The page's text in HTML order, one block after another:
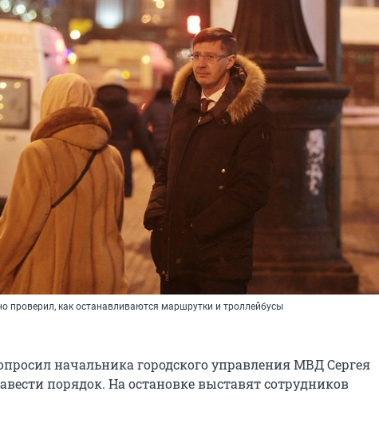
проверил, как останавливаются маршрутки и троллейбусы
начальника городского управления МВД Сергея
порядок. На остановке выставят сотрудников